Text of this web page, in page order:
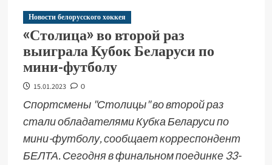
Новости белорусского хоккея
«Столица» во второй раз
выиграла Кубок Беларуси по
мини-футболу
15.01.2023 0
Спортсмены "Столицы" во второй раз
стали обладателями Кубка Беларуси по
мини-футболу, сообщает корреспондент
БЕЛТА. Сегодня в финальном поединке 33-